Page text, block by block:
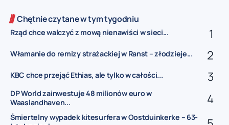
Chętnie czytane w tym tygodniu
Rząd chce walczyć z mową nienawiści w sieci...
Włamanie do remizy strażackiej w Ranst – złodzieje...
KBC chce przejąć Ethias, ale tylko w całości...
DP World zainwestuje 48 milionów euro w
Waaslandhaven...
Śmiertelny wypadek kitesurfera w Oostduinkerke – 63-